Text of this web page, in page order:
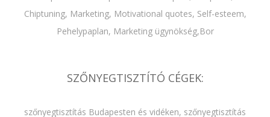
Chiptuning, Marketing, Motivational quotes, Self-esteem,
Pehelypaplan, Marketing ügynökség,Bor
SZŐNYEGTISZTÍTÓ CÉGEK:
szőnyegtisztítás Budapesten és vidéken, szőnyegtisztítás